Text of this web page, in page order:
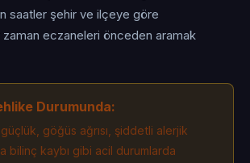
saatler şehir ve ilçeye göre
eczaneleri önceden aramak
Durumunda:
göğüs ağrısı, şiddetli alerjik
bilinç kaybı gibi acil durumlarda